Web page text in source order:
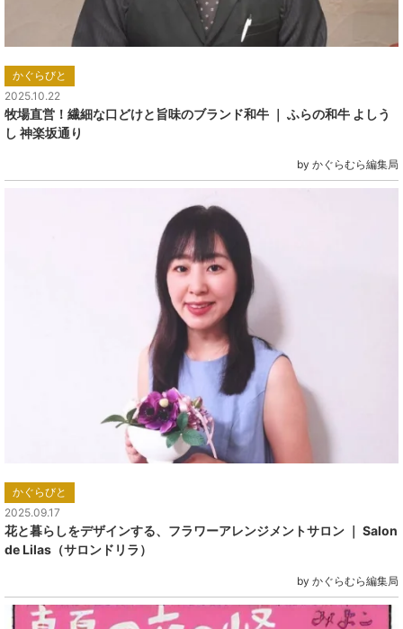
かぐらびと
2025.10.22
牧場直営！繊細な口どけと旨味のブランド和牛 ｜ ふらの和牛 よしう
し 神楽坂通り
by かぐらむら編集局
かぐらびと
2025.09.17
花と暮らしをデザインする、フラワーアレンジメントサロン ｜ Salon
de Lilas（サロンドリラ）
by かぐらむら編集局